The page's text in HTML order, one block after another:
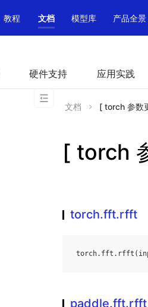
教程 文档 模型库 产品全景
硬件支持 应用实践
文档 [ torch 参
[ torch
torch.fft.rfft
torch. fft . rfft (
paddle.fft.rfft